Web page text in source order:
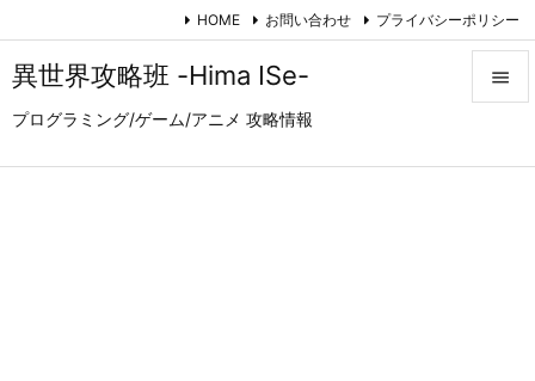
異世界攻略班 -Hima ISe-
プログラミング/ゲーム/アニメ 攻略情報

HOME お問い合わせ プライバシーポリシー